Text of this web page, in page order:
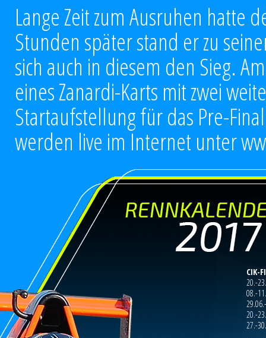
Lange Zeit zum Ausruhen hatte
Stunden später stand er zu
sich auch in diesem den Sieg.
eines Zanardi-Karts mit zwei
Startaufstellung für das Pre-
werden live im Internet unter
CIK-
20.-
08.-
20.-
27.-